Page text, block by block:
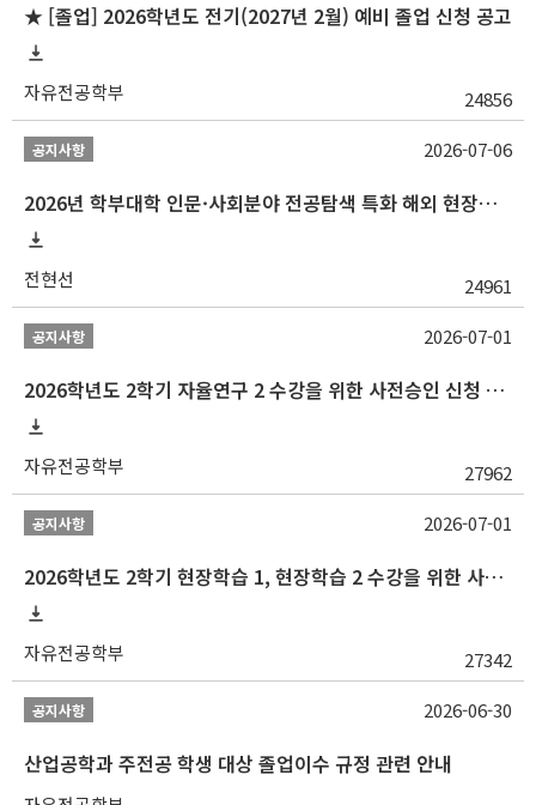
★ [졸업] 2026학년도 전기(2027년 2월) 예비 졸업 신청 공고
자유전공학부 24856
공지사항
2026년 학부대학 인문·사회분야 전공탐색 특화 해외 현장학습 프로그램(중국) 모집 안내
전현선 24961
2026-07-06
공지사항
2026학년도 2학기 자율연구 2 수강을 위한 사전승인 신청 안내
자유전공학부 27962
2026-07-01
공지사항
2026학년도 2학기 현장학습 1, 현장학습 2 수강을 위한 사전승인 신청 안내
자유전공학부 27342
2026-07-01
공지사항
산업공학과 주전공 학생 대상 졸업이수 규정 관련 안내
2026-06-30